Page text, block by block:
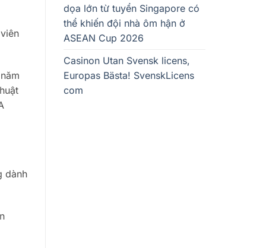
dành
dọa lớn từ tuyển Singapore có
thể khiến đội nhà ôm hận ở
ASEAN Cup 2026
Casinon Utan Svensk licens,
Europas Bästa! SvenskLicens
com